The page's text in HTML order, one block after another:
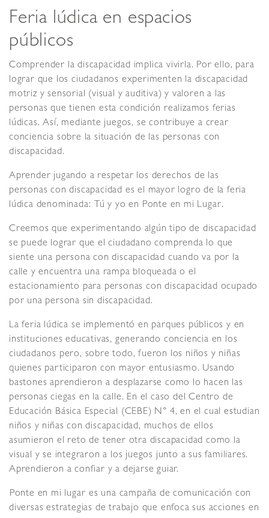
Feria lúdica en espacios
públicos
Comprender la discapacidad implica vivirla. Por ello, para
lograr que los ciudadanos experimenten la discapacidad
motriz y sensorial (visual y auditiva) y valoren a las
personas que tienen esta condición realizamos ferias
lúdicas. Así, mediante juegos, se contribuye a crear
conciencia sobre la situación de las personas con
discapacidad.
Aprender jugando a respetar los derechos de las
personas con discapacidad es el mayor logro de la feria
lúdica denominada: Tú y yo en Ponte en mi Lugar.
Creemos que experimentando algún tipo de discapacidad
se puede lograr que el ciudadano comprenda lo que
siente una persona con discapacidad cuando va por la
calle y encuentra una rampa bloqueada o el
estacionamiento para personas con discapacidad ocupado
por una persona sin discapacidad.
La feria lúdica se implementó en parques públicos y en
instituciones educativas, generando conciencia en los
ciudadanos pero, sobre todo, fueron los niños y niñas
quienes participaron con mayor entusiasmo. Usando
bastones aprendieron a desplazarse como lo hacen las
personas ciegas en la calle. En el caso del Centro de
Educación Básica Especial (CEBE) N° 4, en el cual estudian
niños y niñas con discapacidad, muchos de ellos
asumieron el reto de tener otra discapacidad como la
visual y se integraron a los juegos junto a sus familiares.
Aprendieron a confiar y a dejarse guiar.
Ponte en mi lugar es una campaña de comunicación con
diversas estrategias de trabajo que enfoca sus acciones en